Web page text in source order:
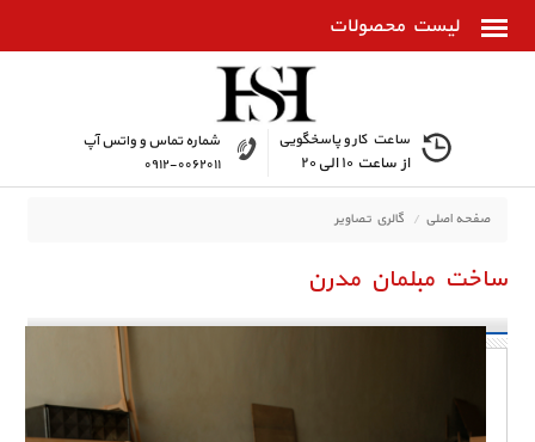
ساعت کار و پاسخگویی
از ساعت ۱۰ الی ۲۰
شماره تماس و واتس آپ
۰۹۱۲-۰۰۶۲۰۱۱
صفحه اصلی گالري تصاوير
ساخت مبلمان مدرن